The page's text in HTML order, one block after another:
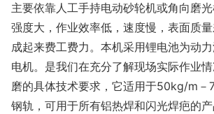
主要依靠人工手持电动砂轮机或角向磨
强度大，作业效率低，速度慢，表面质
成起来费工费力。本机采用锂电池为动
电机。是我们在充分了解现场实际作业
磨的具体技术要求，它适用于50kg/m
钢轨，可用于所有铝热焊和闪光焊疤的产